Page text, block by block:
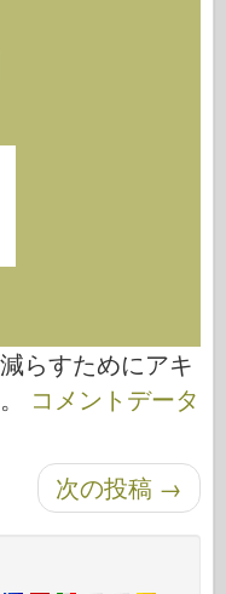
らすためにアキ
コメントデータ
次の投稿 →